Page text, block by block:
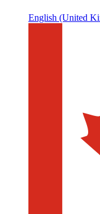
English (United